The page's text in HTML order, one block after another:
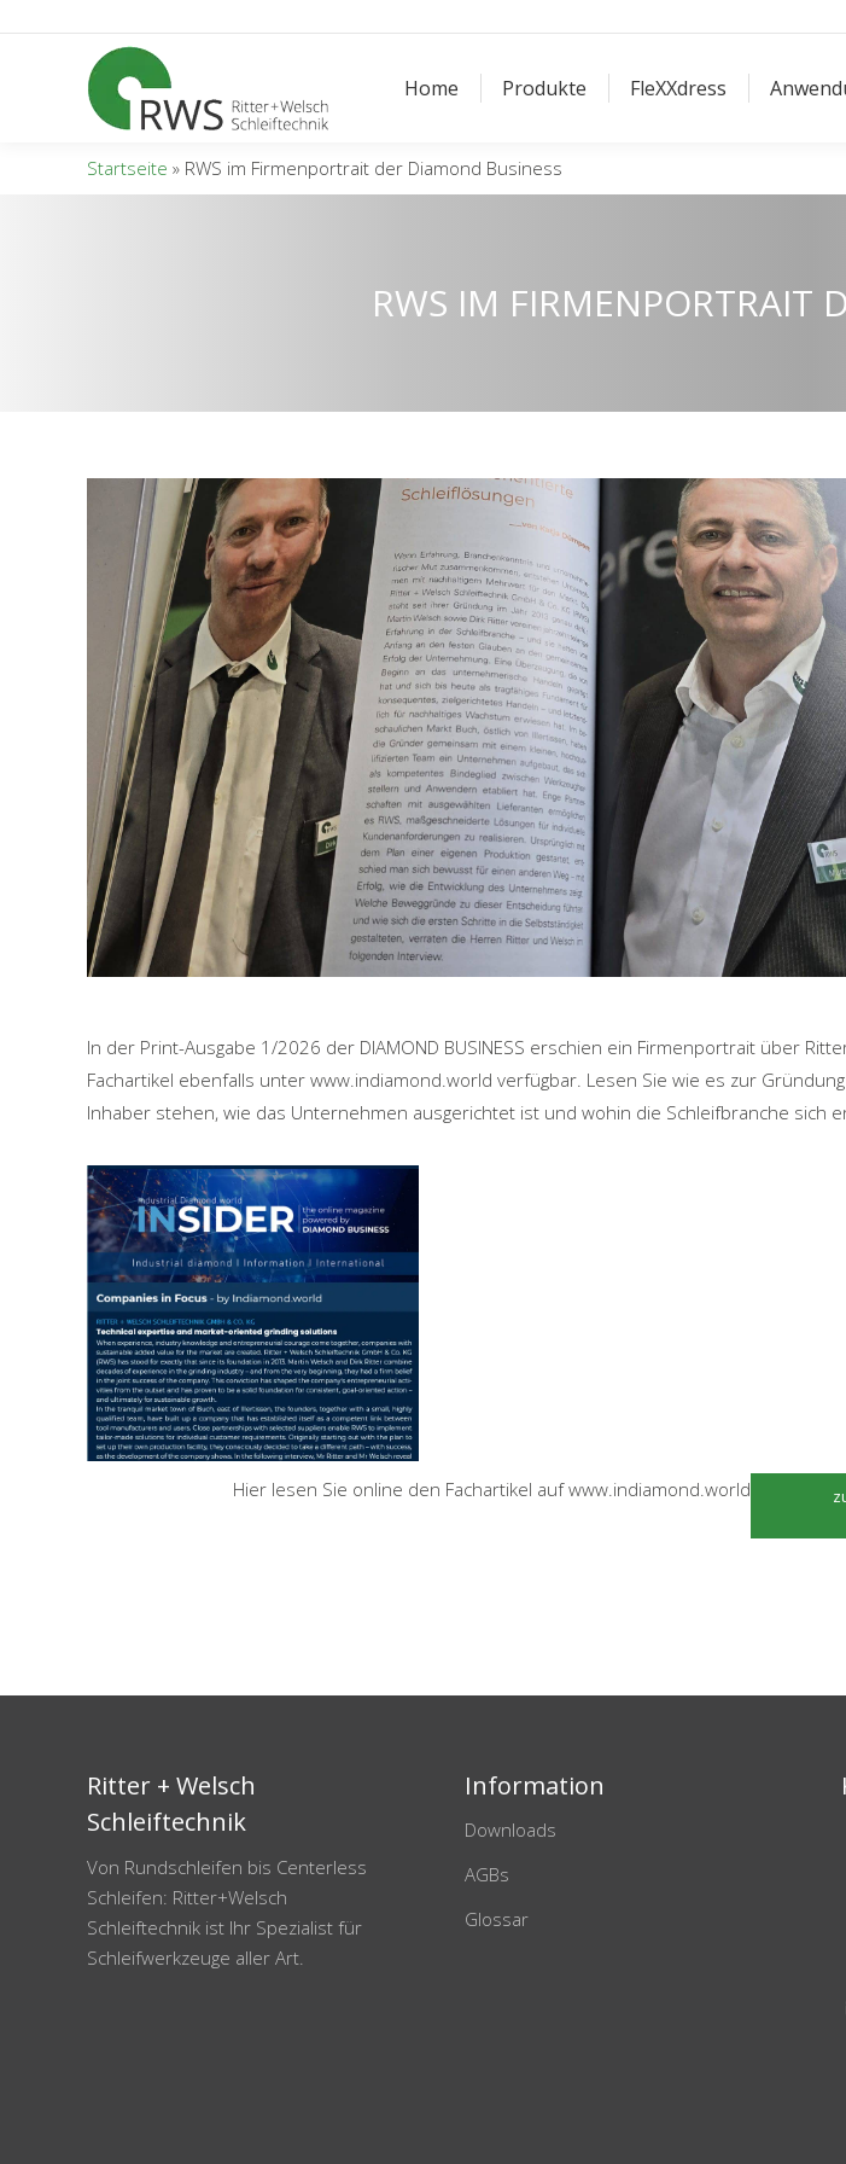
Home Produkte FleXXdress
Startseite » RWS im Firmenportrait der Diamond Business
RWS IM FIRMENPORTRAIT
In der Print-Ausgabe 1/2026 der DIAMOND BUSINESS erschien ein Firmenportrait über
Fachartikel ebenfalls unter www.indiamond.world verfügbar. Lesen Sie wie es zur
Inhaber stehen, wie das Unternehmen ausgerichtet ist und wohin die Schleifbranche sich
Hier lesen Sie online den Fachartikel auf www.indiamond.world
Ritter + Welsch
Schleiftechnik
Von Rundschleifen bis Centerless
Schleifen: Ritter+Welsch
Schleiftechnik ist Ihr Spezialist für
Schleifwerkzeuge aller Art.
Information
Downloads
AGBs
Glossar